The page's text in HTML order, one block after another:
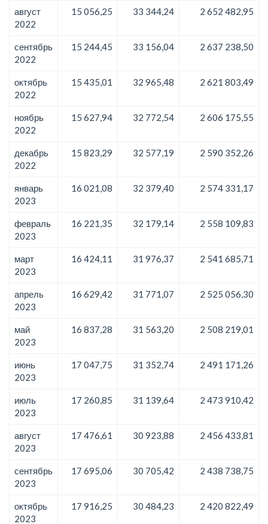
август
2022
15 056,25 33 344,24 2 652 482,95
сентябрь
2022
15 244,45 33 156,04 2 637 238,50
октябрь
2022
15 435,01 32 965,48 2 621 803,49
ноябрь
2022
15 627,94 32 772,54 2 606 175,55
декабрь
2022
15 823,29 32 577,19 2 590 352,26
январь
2023
16 021,08 32 379,40 2 574 331,17
февраль
2023
16 221,35 32 179,14 2 558 109,83
март
2023
16 424,11 31 976,37 2 541 685,71
апрель
2023
16 629,42 31 771,07 2 525 056,30
май
2023
16 837,28 31 563,20 2 508 219,01
июнь
2023
17 047,75 31 352,74 2 491 171,26
июль
2023
17 260,85 31 139,64 2 473 910,42
август
2023
17 476,61 30 923,88 2 456 433,81
сентябрь
2023
17 695,06 30 705,42 2 438 738,75
октябрь
2023
17 916,25 30 484,23 2 420 822,49